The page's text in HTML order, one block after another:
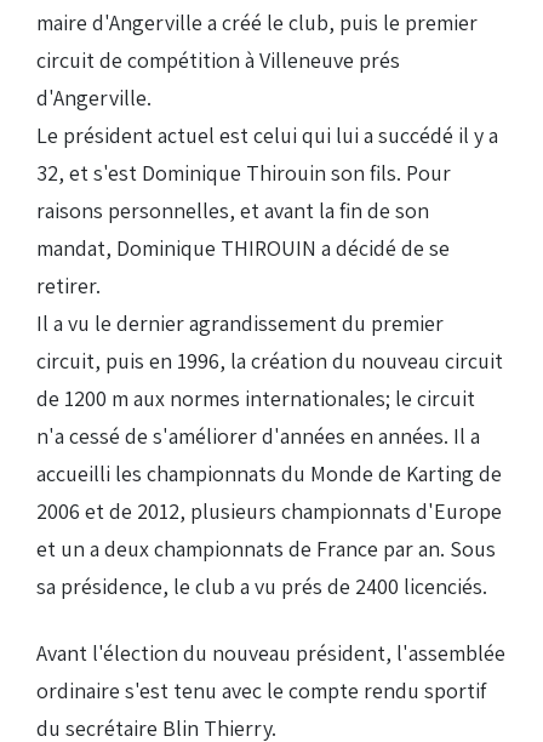
maire d'Angerville a créé le club, puis le premier
circuit de compétition à Villeneuve prés
d'Angerville.
Le président actuel est celui qui lui a succédé il y a
32, et s'est Dominique Thirouin son fils. Pour
raisons personnelles, et avant la fin de son
mandat, Dominique THIROUIN a décidé de se
retirer.
Il a vu le dernier agrandissement du premier
circuit, puis en 1996, la création du nouveau circuit
de 1200 m aux normes internationales; le circuit
n'a cessé de s'améliorer d'années en années. Il a
accueilli les championnats du Monde de Karting de
2006 et de 2012, plusieurs championnats d'Europe
et un a deux championnats de France par an. Sous
sa présidence, le club a vu prés de 2400 licenciés.
Avant l'élection du nouveau président, l'assemblée
ordinaire s'est tenu avec le compte rendu sportif
du secrétaire Blin Thierry.